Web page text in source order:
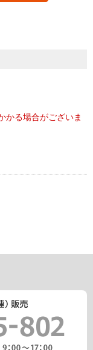
かる場合がございま